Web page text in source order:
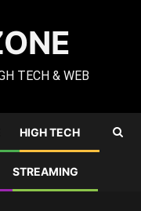
TECH & WEB
HIGH TECH
STREAMING